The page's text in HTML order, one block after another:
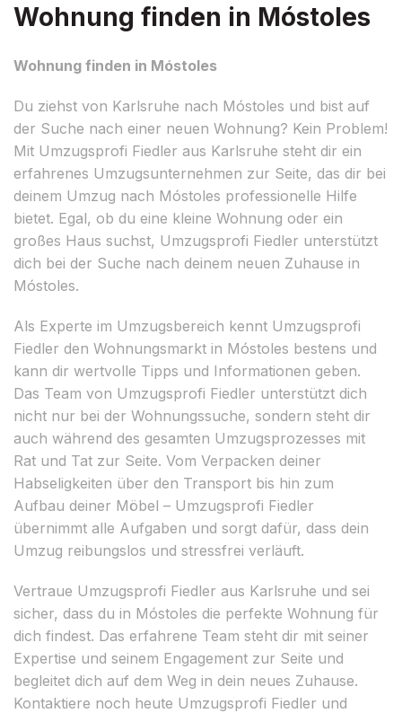
Wohnung finden in Móstoles
Wohnung finden in Móstoles
Du ziehst von Karlsruhe nach Móstoles und bist auf
der Suche nach einer neuen Wohnung? Kein Problem!
Mit Umzugsprofi Fiedler aus Karlsruhe steht dir ein
erfahrenes Umzugsunternehmen zur Seite, das dir bei
deinem Umzug nach Móstoles professionelle Hilfe
bietet. Egal, ob du eine kleine Wohnung oder ein
großes Haus suchst, Umzugsprofi Fiedler unterstützt
dich bei der Suche nach deinem neuen Zuhause in
Móstoles.
Als Experte im Umzugsbereich kennt Umzugsprofi
Fiedler den Wohnungsmarkt in Móstoles bestens und
kann dir wertvolle Tipps und Informationen geben.
Das Team von Umzugsprofi Fiedler unterstützt dich
nicht nur bei der Wohnungssuche, sondern steht dir
auch während des gesamten Umzugsprozesses mit
Rat und Tat zur Seite. Vom Verpacken deiner
Habseligkeiten über den Transport bis hin zum
Aufbau deiner Möbel – Umzugsprofi Fiedler
übernimmt alle Aufgaben und sorgt dafür, dass dein
Umzug reibungslos und stressfrei verläuft.
Vertraue Umzugsprofi Fiedler aus Karlsruhe und sei
sicher, dass du in Móstoles die perfekte Wohnung für
dich findest. Das erfahrene Team steht dir mit seiner
Expertise und seinem Engagement zur Seite und
begleitet dich auf dem Weg in dein neues Zuhause.
Kontaktiere noch heute Umzugsprofi Fiedler und